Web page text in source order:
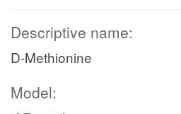
Descriptive name:
D-Methionine
Model: